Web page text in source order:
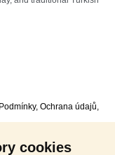
cookies
Podmínky, Ochrana údajů,